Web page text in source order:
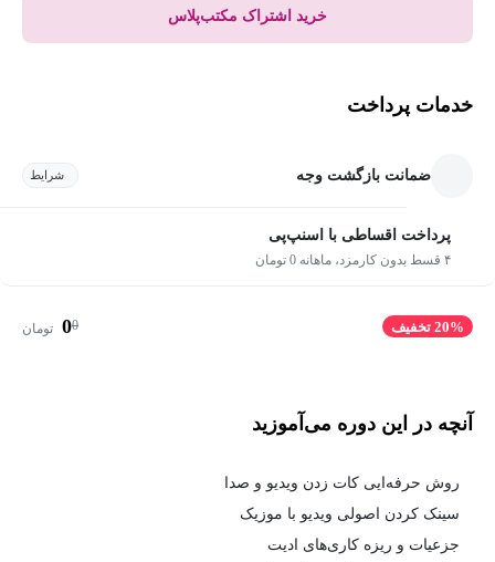
خرید اشتراک مکتب‌پلاس
خدمات پرداخت
ضمانت بازگشت وجه شرایط
پرداخت اقساطی با اسنپ‌پی
۴ قسط بدون کارمزد، ماهانه 0 تومان
20% تخفیف 0
0 تومان
آنچه در این دوره می‌آموزید
روش حرفه‌ایی کات زدن ویدیو و صدا
سینک کردن اصولی ویدیو با موزیک
جزعیات و ریزه کاری‌های ادیت